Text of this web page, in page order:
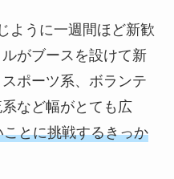
ように一週間ほど新歓
がブースを設けて新
ポーツ系、ボランテ
など幅がとても広
とに挑戦するきっか